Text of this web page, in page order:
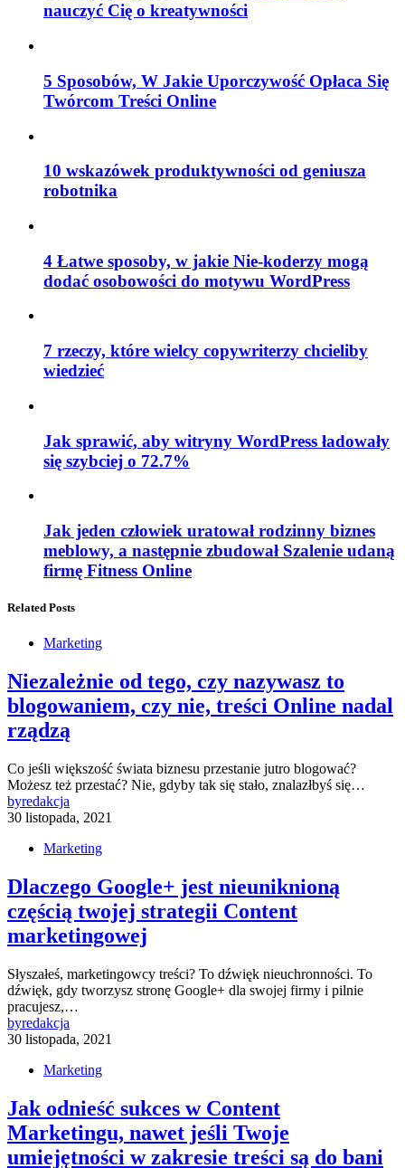
nauczyć Cię o kreatywności
5 Sposobów, W Jakie Uporczywość Opłaca Się
Twórcom Treści Online
10 wskazówek produktywności od geniusza
robotnika
4 Łatwe sposoby, w jakie Nie-koderzy mogą
dodać osobowości do motywu WordPress
7 rzeczy, które wielcy copywriterzy chcieliby
wiedzieć
Jak sprawić, aby witryny WordPress ładowały
się szybciej o 72.7%
Jak jeden człowiek uratował rodzinny biznes
meblowy, a następnie zbudował Szalenie udaną
firmę Fitness Online
Related Posts
Marketing
Niezależnie od tego, czy nazywasz to
blogowaniem, czy nie, treści Online nadal
rządzą
Co jeśli większość świata biznesu przestanie jutro blogować?
Możesz też przestać? Nie, gdyby tak się stało, znalazłbyś się…
byredakcja
30 listopada, 2021
Marketing
Dlaczego Google+ jest nieuniknioną
częścią twojej strategii Content
marketingowej
Słyszałeś, marketingowcy treści? To dźwięk nieuchronności. To
dźwięk, gdy tworzysz stronę Google+ dla swojej firmy i pilnie
pracujesz,…
byredakcja
30 listopada, 2021
Marketing
Jak odnieść sukces w Content
Marketingu, nawet jeśli Twoje
umiejętności w zakresie treści są do bani